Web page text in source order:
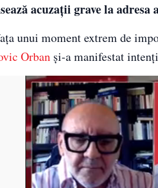
acuzaţii grave la adresa
unui moment extrem de
Orban şi-a manifestat